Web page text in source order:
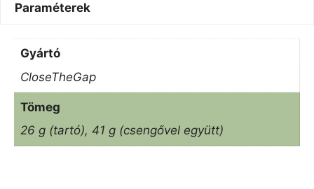
Paraméterek
Gyártó
CloseTheGap
Tömeg
26 g (tartó), 41 g (csengővel együtt)